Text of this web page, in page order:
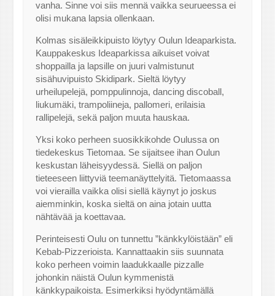
vanha. Sinne voi siis mennä vaikka seurueessa ei
olisi mukana lapsia ollenkaan.
Kolmas sisäleikkipuisto löytyy Oulun Ideaparkista.
Kauppakeskus Ideaparkissa aikuiset voivat
shoppailla ja lapsille on juuri valmistunut
sisähuvipuisto Skidipark. Sieltä löytyy
urheilupelejä, pomppulinnoja, dancing discoball,
liukumäki, trampoliineja, pallomeri, erilaisia
rallipelejä, sekä paljon muuta hauskaa.
Yksi koko perheen suosikkikohde Oulussa on
tiedekeskus Tietomaa. Se sijaitsee ihan Oulun
keskustan läheisyydessä. Siellä on paljon
tieteeseen liittyviä teemanäyttelyitä. Tietomaassa
voi vierailla vaikka olisi siellä käynyt jo joskus
aiemminkin, koska sieltä on aina jotain uutta
nähtävää ja koettavaa.
Perinteisesti Oulu on tunnettu ”känkkylöistään” eli
Kebab-Pizzerioista. Kannattaakin siis suunnata
koko perheen voimin laadukkaalle pizzalle
johonkin näistä Oulun kymmenistä
känkkypaikoista. Esimerkiksi hyödyntämällä